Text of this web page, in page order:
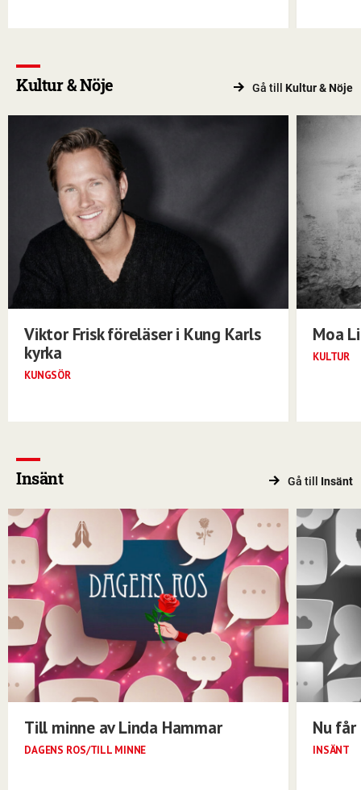
Kultur & Nöje Gå till Kultur & Nöje
Viktor Frisk föreläser i Kung Karls
kyrka
KUNGSÖR
Moa
KULTUR
Insänt Gå till Insänt
Till minne av Linda Hammar
DAGENS ROS/TILL MINNE
Nu
INSÄNT